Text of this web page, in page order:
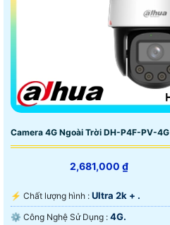
Camera 4G Ngoài Trời DH-P4F-PV-4G
2,681,000 ₫
️⚡ Chất lượng hình : Ultra 2k + .
⚙ Công Nghệ Sử Dụng : 4G.